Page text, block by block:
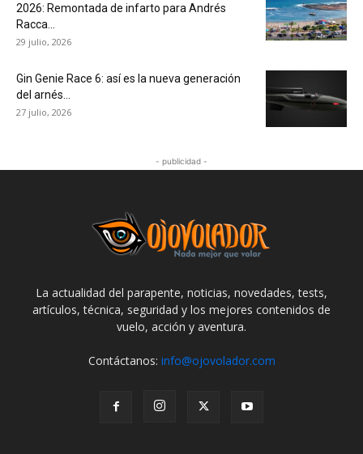
2026: Remontada de infarto para Andrés
Racca...
29 julio, 2026
Gin Genie Race 6: así es la nueva generación
del arnés...
27 julio, 2026
- publicidad -
La actualidad del parapente, noticias, novedades, tests,
artículos, técnica, seguridad y los mejores contenidos de
vuelo, acción y aventura.
Contáctanos: info@ojovolador.com